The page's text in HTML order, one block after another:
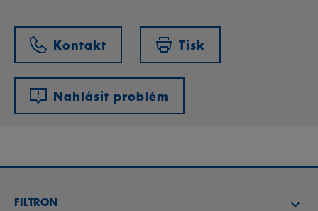
Kontakt Tisk
Nahlásit problém
FILTRON